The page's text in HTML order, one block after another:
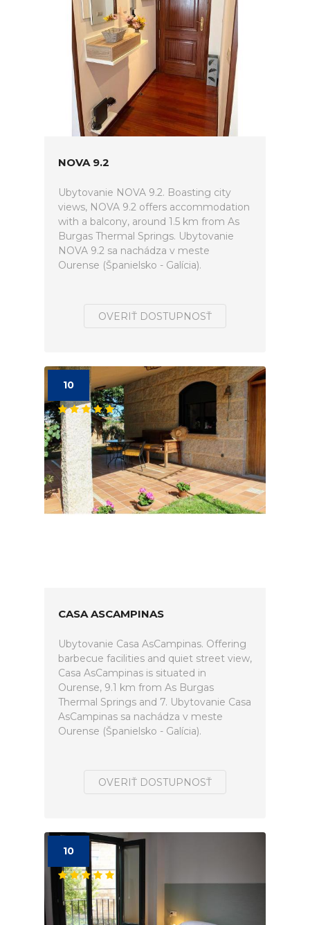
NOVA 9.2
Ubytovanie NOVA 9.2. Boasting city
views, NOVA 9.2 offers accommodation
with a balcony, around 1.5 km from As
Burgas Thermal Springs. Ubytovanie
NOVA 9.2 sa nachádza v meste
Ourense (Španielsko - Galícia).
OVERIŤ DOSTUPNOSŤ
10
CASA ASCAMPINAS
Ubytovanie Casa AsCampinas. Offering
barbecue facilities and quiet street view,
Casa AsCampinas is situated in
Ourense, 9.1 km from As Burgas
Thermal Springs and 7. Ubytovanie Casa
AsCampinas sa nachádza v meste
Ourense (Španielsko - Galícia).
OVERIŤ DOSTUPNOSŤ
10